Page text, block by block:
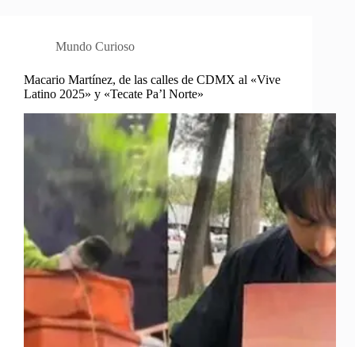
Mundo Curioso
Macario Martínez, de las calles de CDMX al «Vive
Latino 2025» y «Tecate Pa’l Norte»